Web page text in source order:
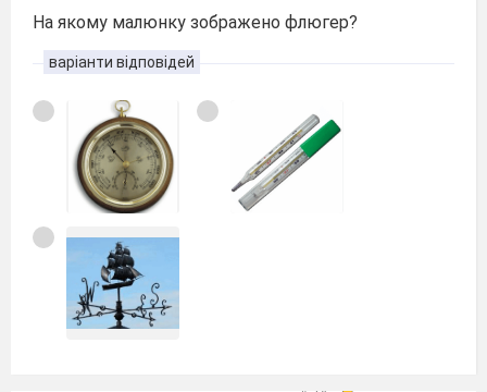
На якому малюнку зображено флюгер?
варіанти відповідей